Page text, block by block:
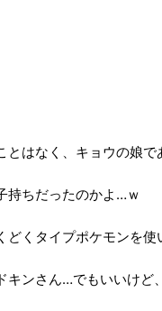
とはなく、キョウの娘で
持ちだったのかよ…ｗ
どくタイプポケモンを使
キンさん…でもいいけど